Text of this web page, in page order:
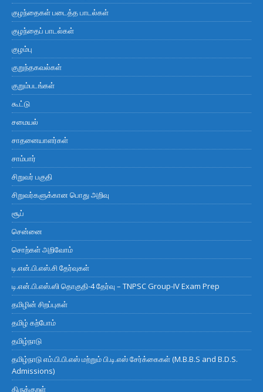
குழந்தைகள் படைத்த பாடல்கள்
குழந்தைப் பாடல்கள்
குழம்பு
குறுந்தகவல்கள்
குறும்படங்கள்
கூட்டு
சமையல்
சாதனையாளர்கள்
சாம்பார்
சிறுவர் பகுதி
சிறுவர்களுக்கான பொது அறிவு
சூப்
சென்னை
சொற்கள் அறிவோம்
டி.என்.பி.எஸ்.சி தேர்வுகள்
டி.என்.பி.எஸ்.ஸி தொகுதி-4 தேர்வு – TNPSC Group-IV Exam Prep
தமிழின் சிறப்புகள்
தமிழ் கற்போம்
தமிழ்நாடு
தமிழ்நாடு எம்.பி.பி.எஸ் மற்றும் பி.டி.எஸ் சேர்க்கைகள் (M.B.B.S and B.D.S.
Admissions)
திருக்குறள்